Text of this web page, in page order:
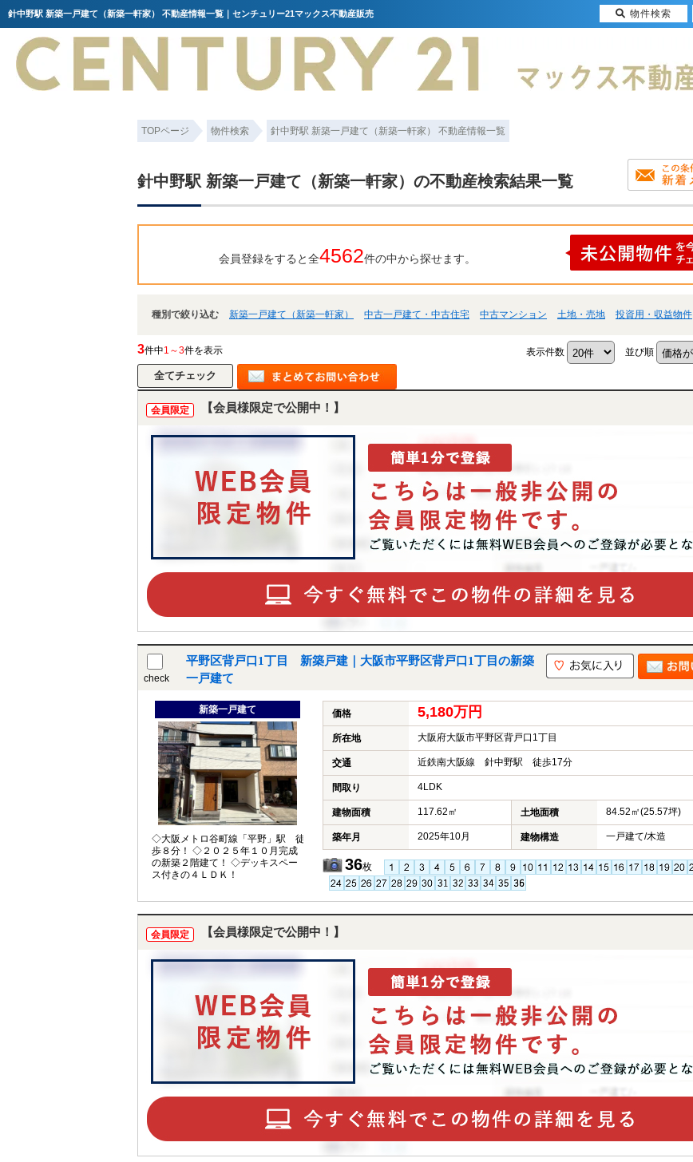
針中野駅 新築一戸建て（新築一軒家） 不動産情報一覧｜センチュリー21マックス不動産販売
TOPページ 物件検索 針中野駅 新築一戸建て（新築一軒家） 不動産情報一覧
針中野駅 新築一戸建て（新築一軒家）の不動産検索結果一覧
会員登録をすると全4562件の中から探せます。
種別で絞り込む 新築一戸建て（新築一軒家） 中古一戸建て・中古住宅 中古マンション 土地・売地 投資用・収益物件
3件中1～3件を表示 表示件数 並び順
会員限定 【会員様限定で公開中！】
check
平野区背戸口1丁目 新築戸建｜大阪市平野区背戸口1丁目の新築
一戸建て
新築一戸建て
◇大阪メトロ谷町線「平野」駅 徒
歩８分！ ◇２０２５年１０月完成
の新築２階建て！ ◇デッキスペー
ス付きの４ＬＤＫ！
価格 5,180万円
所在地 大阪府大阪市平野区背戸口1丁目
交通 近鉄南大阪線 針中野駅 徒歩17分
間取り 4LDK
建物面積 117.62㎡ 土地面積 84.52㎡(25.57坪)
築年月 2025年10月 建物構造 一戸建て/木造
36枚
会員限定 【会員様限定で公開中！】
物件検索